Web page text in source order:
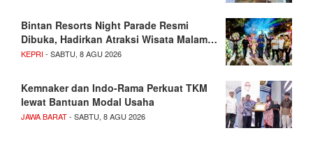
Bintan Resorts Night Parade Resmi
Dibuka, Hadirkan Atraksi Wisata Malam…
KEPRI- SABTU, 8 AGU 2026
Kemnaker dan Indo-Rama Perkuat TKM
lewat Bantuan Modal Usaha
JAWA BARAT- SABTU, 8 AGU 2026